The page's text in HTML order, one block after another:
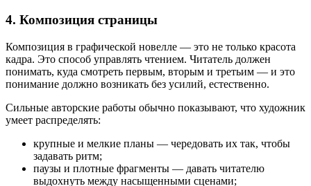
4. Композиция страницы
Композиция в графической новелле — это не только красота
кадра. Это способ управлять чтением. Читатель должен
понимать, куда смотреть первым, вторым и третьим — и это
понимание должно возникать без усилий, естественно.
Сильные авторские работы обычно показывают, что художник
умеет распределять:
крупные и мелкие планы — чередовать их так, чтобы
задавать ритм;
паузы и плотные фрагменты — давать читателю
выдохнуть между насыщенными сценами;